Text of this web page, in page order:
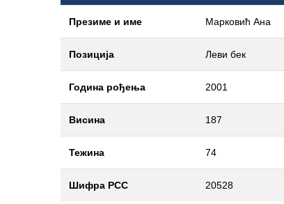
Презиме и име Марковић Ана
Позиција Леви бек
Година рођења 2001
Висина 187
Тежина 74
Шифра РСС 20528